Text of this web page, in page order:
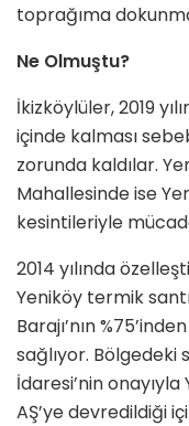
toprağıma
Ne Olmuştu?
İkizköylüler, 2019
içinde kalması
zorunda kaldılar.
Mahallesinde ise
kesintileriyle
2014 yılında
Yeniköy termik
Barajı’nın
sağlıyor. Bölgedeki
İdaresi’nin
AŞ’ye devredildiği